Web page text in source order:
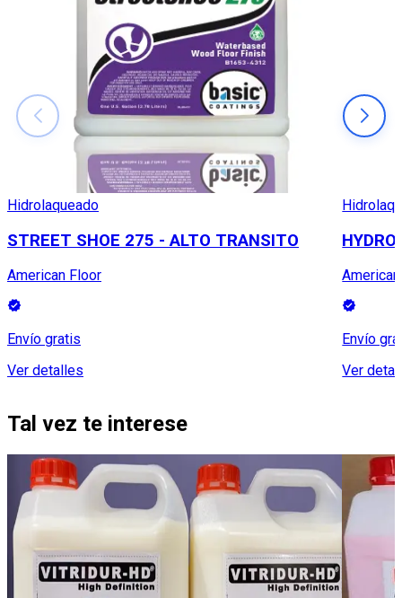
Hidrolaqueado
STREET SHOE 275 - ALTO TRANSITO
American Floor
Envío gratis
Ver detalles
Envío
Ver
Tal vez te interese